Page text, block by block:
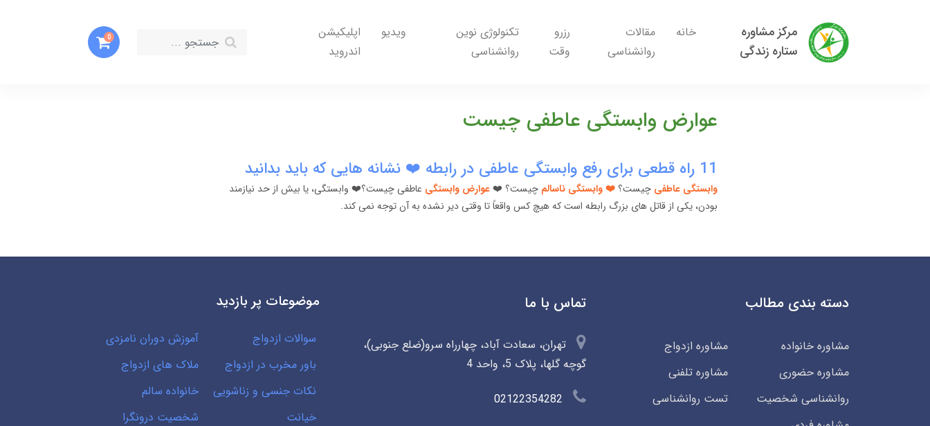
مرکز مشاوره
ستاره زندگی
خانه
مقالات
روانشناسی
رزرو
وقت
تکنولوژی نوین
روانشناسی
ویدیو
اپلیکیشن
اندروید
0
عوارض وابستگی عاطفی چیست
11 راه قطعی برای رفع وابستگی عاطفی در رابطه ❤️ نشانه هایی که باید بدانید
وابستگی عاطفی چیست؟❤️ وابستگی ناسالم چیست؟ ❤️عوارض وابستگی عاطفی چیست؟❤️ وابستگی، یا بیش از حد نیازمند
بودن، یکی از قاتل های بزرگ رابطه است که هیچ کس واقعاً تا وقتی دیر نشده به آن توجه نمی کند.
دسته بندی مطالب
مشاوره خانواده
مشاوره ازدواج
مشاوره حضوری
مشاوره تلفنی
روانشناسی شخصیت
تست روانشناسی
تماس با ما
تهران، سعادت آباد، چهارراه سرو(ضلع جنوبی)،
گوچه گلها، پلاک 5، واحد 4
02122354282
موضوعات پر بازدید
سوالات ازدواج
آموزش دوران نامزدی
باور مخرب در ازدواج
ملاک های ازدواج
نکات جنسی و زناشویی
خانواده سالم
خیانت
شخصیت درونگرا